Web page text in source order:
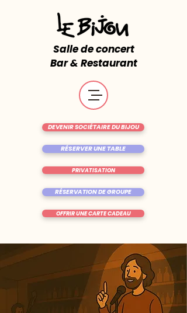
Salle de concert
Bar & Restaurant
RÉSERVER UNE TABLE
OFFRIR UNE CARTE CADEAU
DEVENIR SOCIÉTAIRE DU BIJOU
RÉSERVATION DE GROUPE
PRIVATISATION